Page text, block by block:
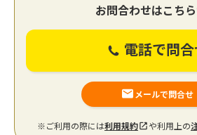
お問合わせはこち
電話で問
メールで問合せ
※ご利用の際には利用規約 や利用上の